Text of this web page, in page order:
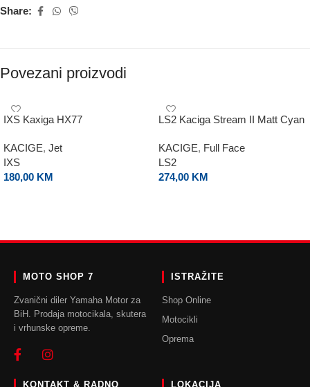
Share:
Povezani proizvodi
IXS Kaxiga HX77
KACIGE, Jet
IXS
180,00 KM
LS2 Kaciga Stream II Matt Cyan
KACIGE, Full Face
LS2
274,00 KM
MOTO SHOP 7
Zvanični diler Yamaha Motor za
BiH. Prodaja motocikala, skutera
i vrhunske opreme.
ISTRAŽITE
Shop Online
Motocikli
Oprema
KONTAKT & RADNO LOKACIJA